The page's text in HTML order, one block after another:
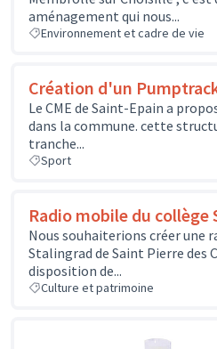
aménagement qui nous...
Environnement et cadre de vie
Création d'un
Le CME de Saint-Epain a
dans la commune. cette
tranche...
Sport
Radio mobile du collège
Nous souhaiterions créer une
Stalingrad de Saint Pierre des
disposition de...
Culture et patrimoine